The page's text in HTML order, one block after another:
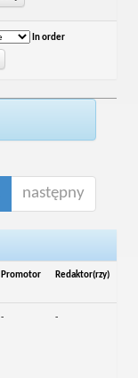
In order
następny
Promotor Redaktor(rzy)
- -